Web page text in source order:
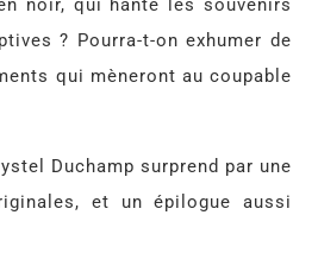
noir, qui hante les souvenirs
? Pourra-t-on exhumer de
qui mèneront au coupable
Duchamp surprend par une
et un épilogue aussi